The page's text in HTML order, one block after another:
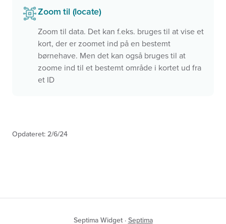
Zoom til (locate)
Zoom til data. Det kan f.eks. bruges til at vise et
kort, der er zoomet ind på en bestemt
børnehave. Men det kan også bruges til at
zoome ind til et bestemt område i kortet ud fra
et ID
Opdateret: 2/6/24
Septima Widget · Septima